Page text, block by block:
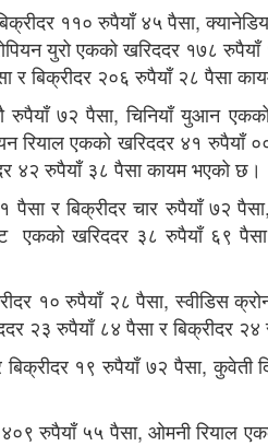
११० रुपैयाँ ४५ पैसा,
युरो एकको खरिददर १७८
बिक्रीदर २०६ रुपैयाँ २८ पैसा
रुपैयाँ ७२ पैसा, चिनियाँ युआन
रियाल एकको खरिददर ४१ रुपैयाँ
४२ रुपैयाँ ३८ पैसा कायम भएको छ।
र बिक्रीदर चार रुपैयाँ ७२
एकको खरिददर ३८ रुपैयाँ ६९
१० रुपैयाँ २८ पैसा, स्वीडिस
२३ रुपैयाँ ८४ पैसा र बिक्रीदर
१९ रुपैयाँ ७२ पैसा, कुवेती
रुपैयाँ ५५ पैसा, ओमनी रियाल